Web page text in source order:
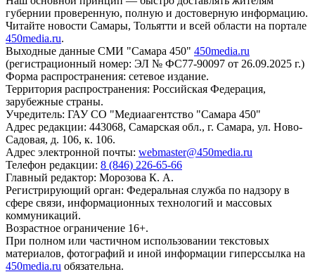
губернии проверенную, полную и достоверную информацию.
Читайте новости Самары, Тольятти и всей области на портале
450media.ru.
Выходные данные СМИ "Самара 450" 450media.ru
(регистрационный номер: ЭЛ № ФС77-90097 от 26.09.2025 г.)
Форма распространения: сетевое издание.
Территория распространения: Российская Федерация,
зарубежные страны.
Учредитель: ГАУ СО "Медиаагентство "Самара 450"
Адрес редакции: 443068, Самарская обл., г. Самара, ул. Ново-
Садовая, д. 106, к. 106.
Адрес электронной почты: webmaster@450media.ru
Телефон редакции: 8 (846) 226-65-66
Главный редактор: Морозова К. А.
Регистрирующий орган: Федеральная служба по надзору в
сфере связи, информационных технологий и массовых
коммуникаций.
Возрастное ограничение 16+.
При полном или частичном использовании текстовых
материалов, фотографий и иной информации гиперссылка на
450media.ru обязательна.